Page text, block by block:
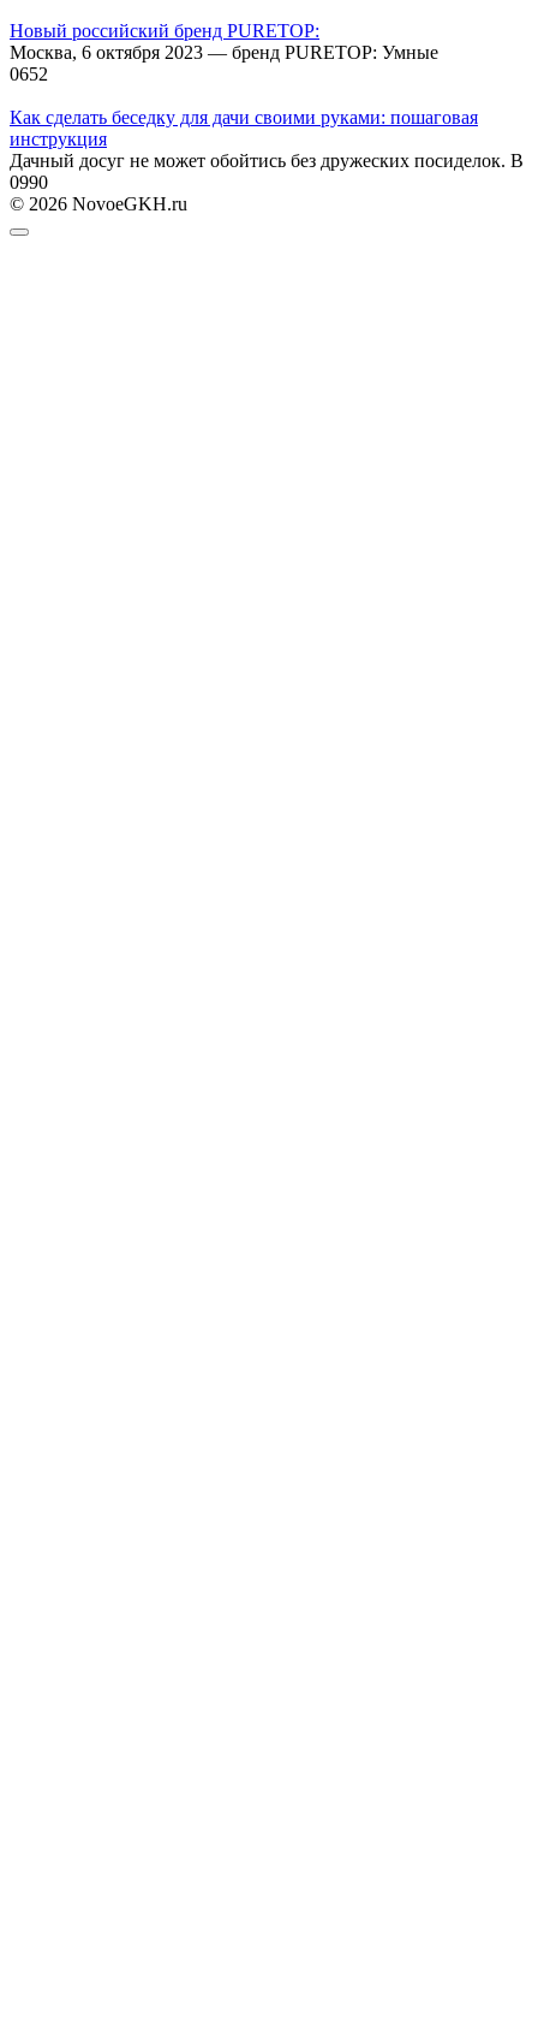
Новый российский бренд PURETOP:
Москва, 6 октября 2023 — бренд PURETOP: Умные
0652
Как сделать беседку для дачи своими руками: пошаговая
инструкция
Дачный досуг не может обойтись без дружеских посиделок. В
0990
© 2026 NovoeGKH.ru